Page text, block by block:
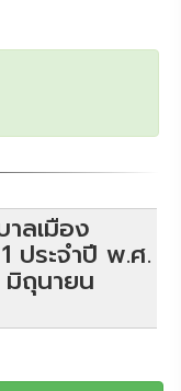
าลเมือง
ระจำปี พ.ศ.
ถุนายน